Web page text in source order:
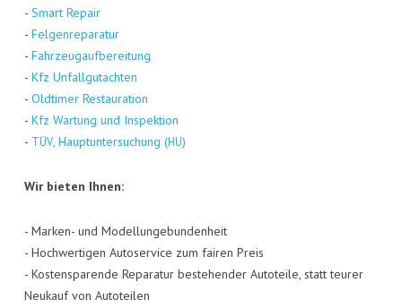
- Smart Repair
- Fel­gen­re­pa­ra­tur
- Fahr­zeug­auf­be­rei­tung
- Kfz Unfall­gut­ach­ten
- Old­ti­mer Restau­ra­ti­on
- Kfz War­tung und Inspek­ti­on
- TÜV, Haupt­un­ter­su­chung (HU)
Wir bie­ten Ihnen:
- Mar­ken- und Model­lun­ge­bun­den­heit
- Hoch­wer­ti­gen Auto­ser­vice zum fai­ren Preis
- Kos­ten­spa­ren­de Repa­ra­tur bestehen­der Auto­tei­le, statt teu­rer
Neu­kauf von Auto­tei­len